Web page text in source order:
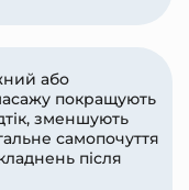
або
покращують
зменшують
самопочуття
після